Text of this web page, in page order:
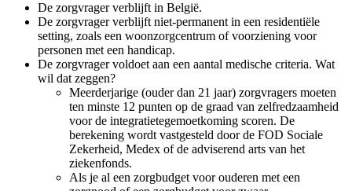
De zorgvrager verblijft in België.
De zorgvrager verblijft niet-permanent in een residentiële
setting, zoals een woonzorgcentrum of voorziening voor
personen met een handicap.
De zorgvrager voldoet aan een aantal medische criteria. Wat
wil dat zeggen?
Meerderjarige (ouder dan 21 jaar) zorgvragers moeten
ten minste 12 punten op de graad van zelfredzaamheid
voor de integratietegemoetkoming scoren. De
berekening wordt vastgesteld door de FOD Sociale
Zekerheid, Medex of de adviserend arts van het
ziekenfonds.
Als je al een zorgbudget voor ouderen met een